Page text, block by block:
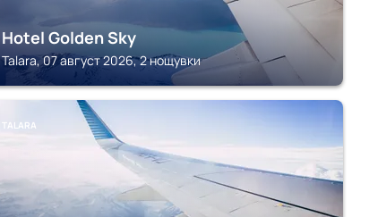
Hotel Golden Sky
Talara, 07 август 2026, 2 нощувки
TALARA